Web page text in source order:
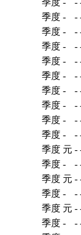
季度 - -
季度 - -
季度 - -
季度 - -
季度 - -
季度 - -
季度 - -
季度 - -
季度 - -
季度 - -
季度 元 -
季度 - -
季度 元 -
季度 - -
季度 元 -
季度 - -